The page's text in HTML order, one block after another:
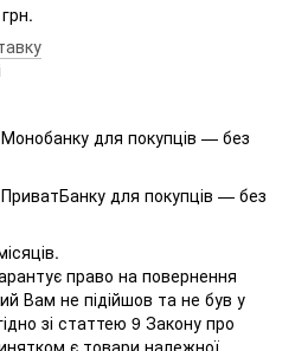
для покупців — без
для покупців — без
право на повернення
Вам не підійшов та не був у
зі статтею 9 Закону про
є ​​товари належної